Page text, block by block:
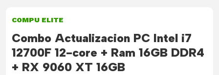
COMPU ELITE
Combo Actualizacion PC Intel i7
12700F 12-core + Ram 16GB DDR4
+ RX 9060 XT 16GB